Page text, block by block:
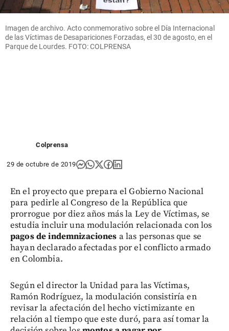
Imagen de archivo. Acto conmemorativo sobre el Día Internacional
de las Víctimas de Desapariciones Forzadas, el 30 de agosto, en el
Parque de Lourdes. FOTO: COLPRENSA
Colprensa
29 de octubre de 2019
En el proyecto que prepara el Gobierno Nacional
para pedirle al Congreso de la República que
prorrogue por diez años más la Ley de Víctimas, se
estudia incluir una modulación relacionada con los
pagos de indemnizaciones a las personas que se
hayan declarado afectadas por el conflicto armado
en Colombia.
Según el director la Unidad para las Víctimas,
Ramón Rodríguez, la modulación consistiría en
revisar la afectación del hecho victimizante en
relación al tiempo que este duró, para así tomar la